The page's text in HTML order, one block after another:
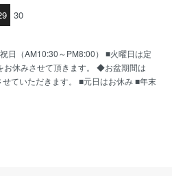
30
日（AM10:30～PM8:00） ■火曜日は定
お休みさせて頂きます。 ◆お盆期間は
ていただきます。 ■元日はお休み ■年末